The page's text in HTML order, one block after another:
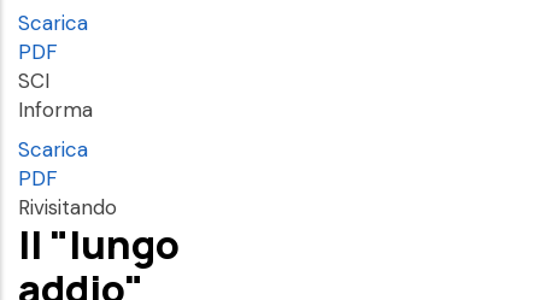
Scarica
PDF
SCI
Informa
Scarica
PDF
Rivisitando
Il "lungo
addio"